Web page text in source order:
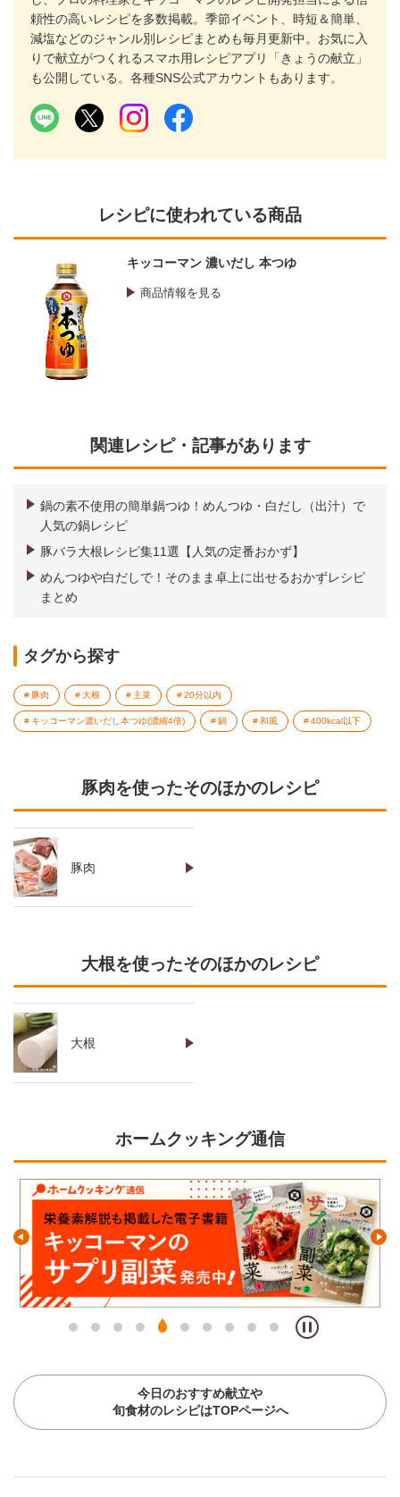
頼性の高いレシピを多数掲載。季節イベント、時短＆簡単、
減塩などのジャンル別レシピまとめも毎月更新中。お気に入
りで献立がつくれるスマホ用レシピアプリ「きょうの献立」
も公開している。各種SNS公式アカウントもあります。
レシピに使われている商品
キッコーマン 濃いだし 本つゆ
商品情報を見る
関連レシピ・記事があります
鍋の素不使用の簡単鍋つゆ！めんつゆ・白だし（出汁）で
人気の鍋レシピ
豚バラ大根レシピ集11選【人気の定番おかず】
めんつゆや白だしで！そのまま卓上に出せるおかずレシピ
まとめ
タグから探す
豚肉 大根 主菜 20分以内
キッコーマン濃いだし本つゆ(濃縮4倍) 鍋 和風 400kcal以下
豚肉を使ったそのほかのレシピ
豚肉
大根を使ったそのほかのレシピ
大根
ホームクッキング通信
今日のおすすめ献立や
旬食材のレシピはTOPページへ